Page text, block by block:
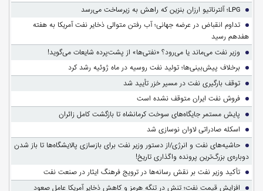
LPG؛ آلترناتیو ارزان بنزین که راهش به زیرساخت می‌رسد
تداوم انقباض در عرضه جهانی؛ آب رفتن متوالی ذخایر نفت آمریکا به هفته
هفدهم رسید
وزیر نفت می‌ماند یا می‌رود؟ «نفتی‌ها» از پشت‌پرده شایعات می‌گوید!
برخلاف پیش‌بینی‌ها؛ تولید نفت روسیه در ماه ژوئیه رشد کرد
توقف بارگیری نفت در مسیر خزر تأیید شد
فروش نفت ایران متوقف نشده است
پایش مستمر جایگاه‌های سوخت کرمانشاه تا بازگشت کامل زائران
اسکله صادراتی لاوان نوسازی شد
حاشیه‌های نفت و انرژی/از دستور وزیر نفت برای بازسازی پالایشگاه‌ها تا باز شدن
دوباره‌ی بزرگ‌ترین پرونده واگذاری تاریخ!
تأکید وزیر نفت بر نقش رسانه‌ها در ترویج فرهنگ ایثار در صنعت نفت
افزایش قیمت نفت؛ تنش در تنگه هرمز و کاهش ذخایر آمریکا عامل صعود